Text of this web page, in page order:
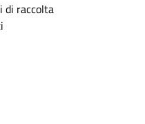
di raccolta